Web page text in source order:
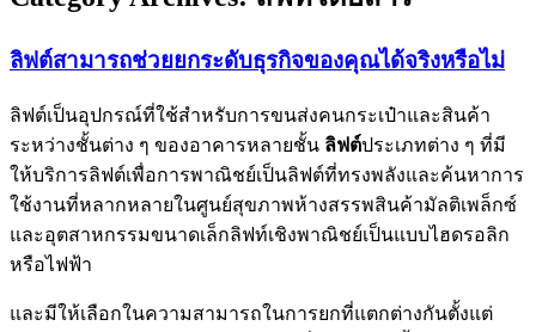
ลิฟต์สามารถช่วยยกระดับธุรกิจของคุณได้จริงหรือไม่
ลิฟต์เป็นอุปกรณ์ที่ใช้สำหรับการขนส่งคนกระเป๋าและสินค้า
ระหว่างชั้นต่าง ๆ ของอาคารหลายชั้น ลิฟต์ประเภทต่าง ๆ ที่มี
ให้บริการลิฟต์เพื่อการพาณิชย์เป็นลิฟต์ที่ทรงพลังและค้นหาการ
ใช้งานที่หลากหลายในศูนย์สุขภาพห้างสรรพสินค้ามัลติเพล็กซ์
และอุตสาหกรรมขนาดเล็กลิฟท์เชิงพาณิชย์เป็นแบบไฮดรอลิก
หรือไฟฟ้า
และมีให้เลือกในความสามารถในการยกที่แตกต่างกันตั้งแต่